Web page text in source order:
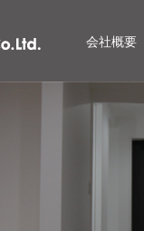
会社概要